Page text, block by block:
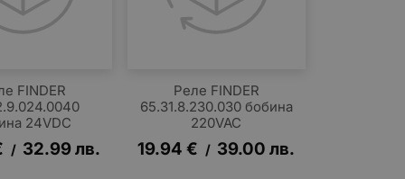
FINDER
24VDC
/ 32.99лв.
Реле FINDER
65.31.8.230.030 бобина
220VAC
19.94 € / 39.00 лв.